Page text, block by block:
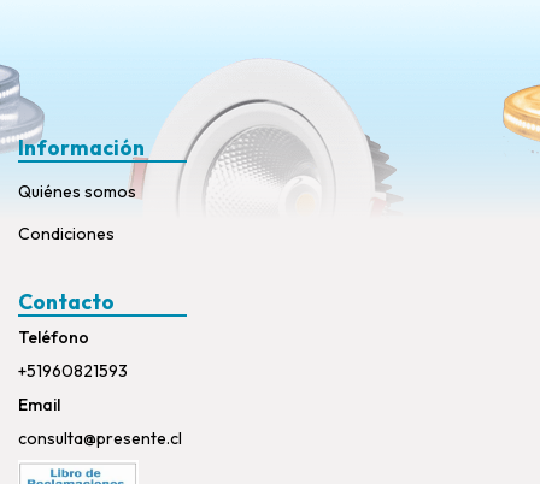
Información
Quiénes somos
Condiciones
Contacto
Teléfono
+51960821593
Email
consulta@presente.cl